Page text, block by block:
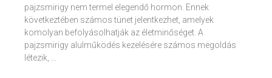
pajzsmirigy nem termel elegendő hormon. Ennek
következtében számos tünet jelentkezhet, amelyek
komolyan befolyásolhatják az életminőséget. A
pajzsmirigy alulműködés kezelésére számos megoldás
létezik, …